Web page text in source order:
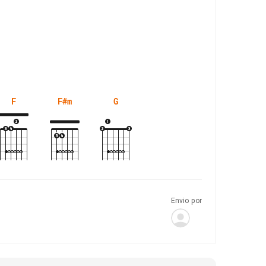
F F#m G
Envio por